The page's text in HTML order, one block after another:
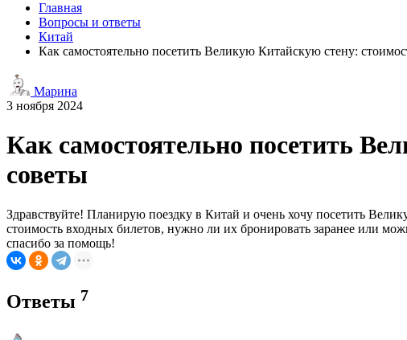
Главная
Вопросы и ответы
Китай
Как самостоятельно посетить Великую Китайскую стену:
Марина
3 ноября 2024
Как самостоятельно посетить
советы
Здравствуйте! Планирую поездку в Китай и очень хочу посетить
стоимость входных билетов, нужно ли их бронировать заранее или
спасибо за помощь!
Ответы 7